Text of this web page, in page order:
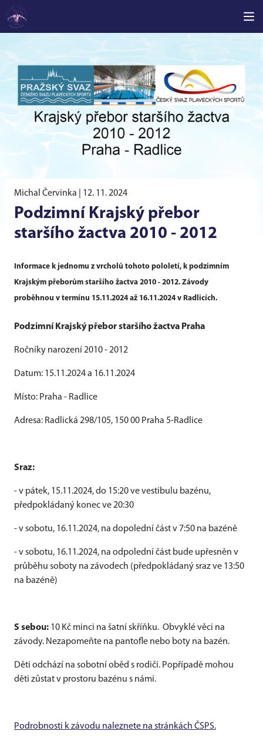
Michal Červinka | 12. 11. 2024
Podzimní Krajský přebor
staršího žactva 2010 - 2012
Informace k jednomu z vrcholů tohoto pololetí, k podzimním
Krajským přeborům staršího žactva 2010 - 2012. Závody
proběhnou v termínu 15.11.2024 až 16.11.2024 v Radlicích.
Podzimní Krajský přebor staršího žactva Praha
Ročníky narození 2010 - 2012
Datum: 15.11.2024 a 16.11.2024
Místo: Praha - Radlice
Adresa: Radlická 298/105, 150 00 Praha 5-Radlice
Sraz:
- v pátek, 15.11.2024, do 15:20 ve vestibulu bazénu,
předpokládaný konec ve 20:30
- v sobotu, 16.11.2024, na dopolední část v 7:50 na bazéně
- v sobotu, 16.11.2024, na odpolední část bude upřesněn v
průběhu soboty na závodech (předpokládaný sraz ve 13:50
na bazéně)
S sebou: 10 Kč minci na šatní skříňku. Obvyklé věci na
závody. Nezapomeňte na pantofle nebo boty na bazén.
Děti odchází na sobotní oběd s rodiči. Popřípadě mohou
děti zůstat v prostoru bazénu s námi.
Podrobnosti k závodu naleznete na stránkách ČSPS.